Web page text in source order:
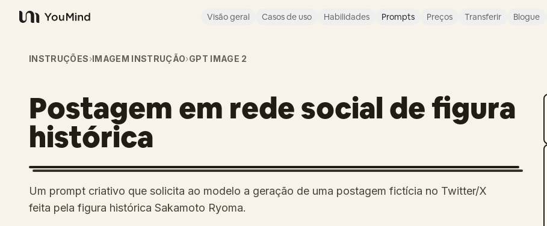
YouMind
Visão geral Casos de uso Habilidades Prompts Preços Transferir Blogue
INSTRUÇÕES›IMAGEM INSTRUÇÃO›GPT IMAGE 2
Postagem em rede social de figura
histórica
Um prompt criativo que solicita ao modelo a geração de uma postagem fictícia no Twitter/X
feita pela figura histórica Sakamoto Ryoma.